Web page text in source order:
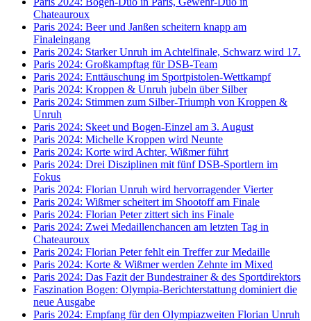
Chateauroux
Paris 2024: Beer und Janßen scheitern knapp am
Finaleingang
Paris 2024: Starker Unruh im Achtelfinale, Schwarz wird 17.
Paris 2024: Großkampftag für DSB-Team
Paris 2024: Enttäuschung im Sportpistolen-Wettkampf
Paris 2024: Kroppen & Unruh jubeln über Silber
Paris 2024: Stimmen zum Silber-Triumph von Kroppen &
Unruh
Paris 2024: Skeet und Bogen-Einzel am 3. August
Paris 2024: Michelle Kroppen wird Neunte
Paris 2024: Korte wird Achter, Wißmer führt
Paris 2024: Drei Disziplinen mit fünf DSB-Sportlern im
Fokus
Paris 2024: Florian Unruh wird hervorragender Vierter
Paris 2024: Wißmer scheitert im Shootoff am Finale
Paris 2024: Florian Peter zittert sich ins Finale
Paris 2024: Zwei Medaillenchancen am letzten Tag in
Chateauroux
Paris 2024: Florian Peter fehlt ein Treffer zur Medaille
Paris 2024: Korte & Wißmer werden Zehnte im Mixed
Paris 2024: Das Fazit der Bundestrainer & des Sportdirektors
Faszination Bogen: Olympia-Berichterstattung dominiert die
neue Ausgabe
Paris 2024: Empfang für den Olympiazweiten Florian Unruh